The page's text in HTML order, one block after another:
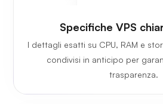
Specifiche VPS
I dettagli esatti su CPU, RAM e
condivisi in anticipo per
trasparenza.